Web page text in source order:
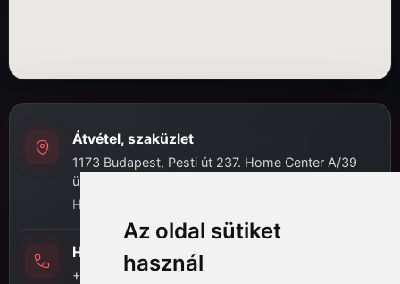
Az oldal sütiket
használ
Átvétel, szaküzlet
1173 Budapest, Pesti út 237. Home Center A/39
üzlet
H-P: 8:00 - 16:30
Hívj minket
+36 (20) 989-7969